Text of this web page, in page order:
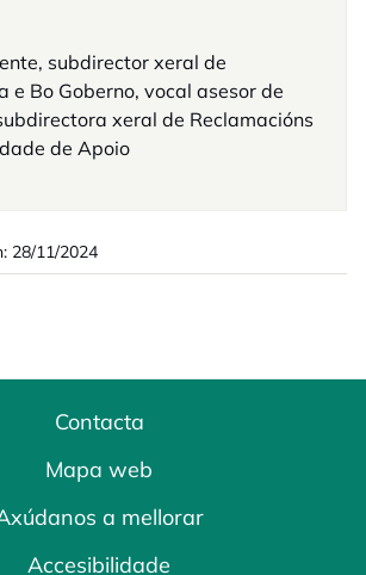
subdirector xeral de
e Bo Goberno, vocal asesor de
xeral de Reclamacións
de Apoio
28/11/2024
Contacta
Mapa web
a mellorar
Accesibilidade